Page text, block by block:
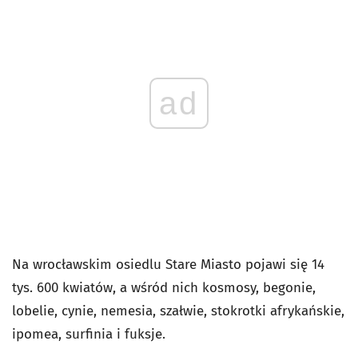
ad
Na wrocławskim osiedlu Stare Miasto pojawi się 14
tys. 600 kwiatów, a wśród nich kosmosy, begonie,
lobelie, cynie, nemesia, szałwie, stokrotki afrykańskie,
ipomea, surfinia i fuksje.